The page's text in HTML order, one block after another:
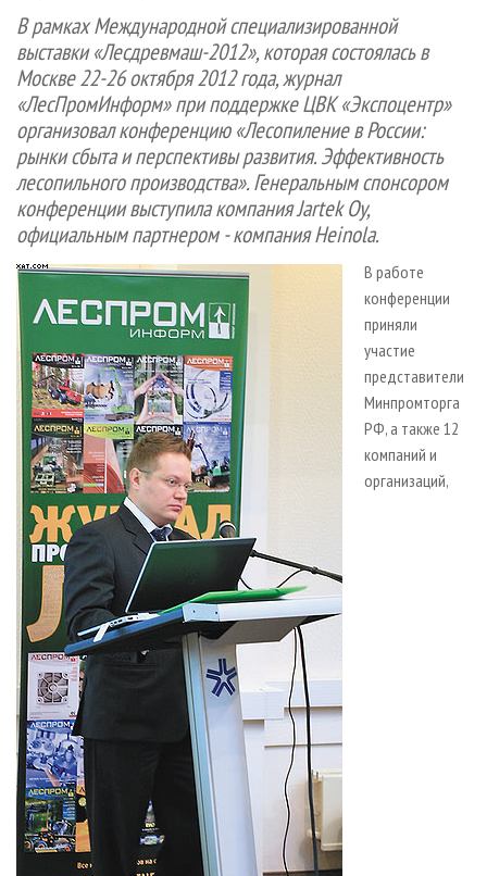
СУШКА ДРЕВЕСИНЫ
ПРОИЗВОДСТВО ДРЕВЕСНЫХ ПЛИТ
ДЕРЕВЯННОЕ ДОМОСТРОЕНИЕ
ПРОИЗВОДСТВО МЕБЕЛИ
БИОЭНЕРГЕТИКА
ЦБП
ИНСТРУМЕНТ И МАТЕРИАЛЫ
ПЕРСОНЫ
МОБИЛЬНЫЕ ВЫСТАВКИ
ОФИЦИАЛЬНЫЕ ДЕЛЕГАЦИИ
ПРИОРИТЕТНЫЕ ИНВЕСТПРОЕКТЫ
RUSSIAN FORESTRY REVIEW
ГАЗЕТА ЛЕСПРОМФОРУМ
БИБЛИОТЕКА СПЕЦИАЛИСТА
КОНТАКТЫ
РЕКЛАМА
РЕКЛАМА НА САЙТЕ
В рамках Международной специализированной
выставки «Лесдревмаш-2012», которая состоялась в
Москве 22-26 октября 2012 года, журнал
«ЛесПромИнформ» при поддержке ЦВК «Экспоцентр»
организовал конференцию «Лесопиление в России:
рынки сбыта и перспективы развития. Эффективность
лесопильного производства». Генеральным спонсором
конференции выступила компанияJartek Oy,
официальным партнером - компания Heinola.
В работе
конференции
приняли
участие
представители
Минпромторга
РФ, а также 12
компаний и
организаций,